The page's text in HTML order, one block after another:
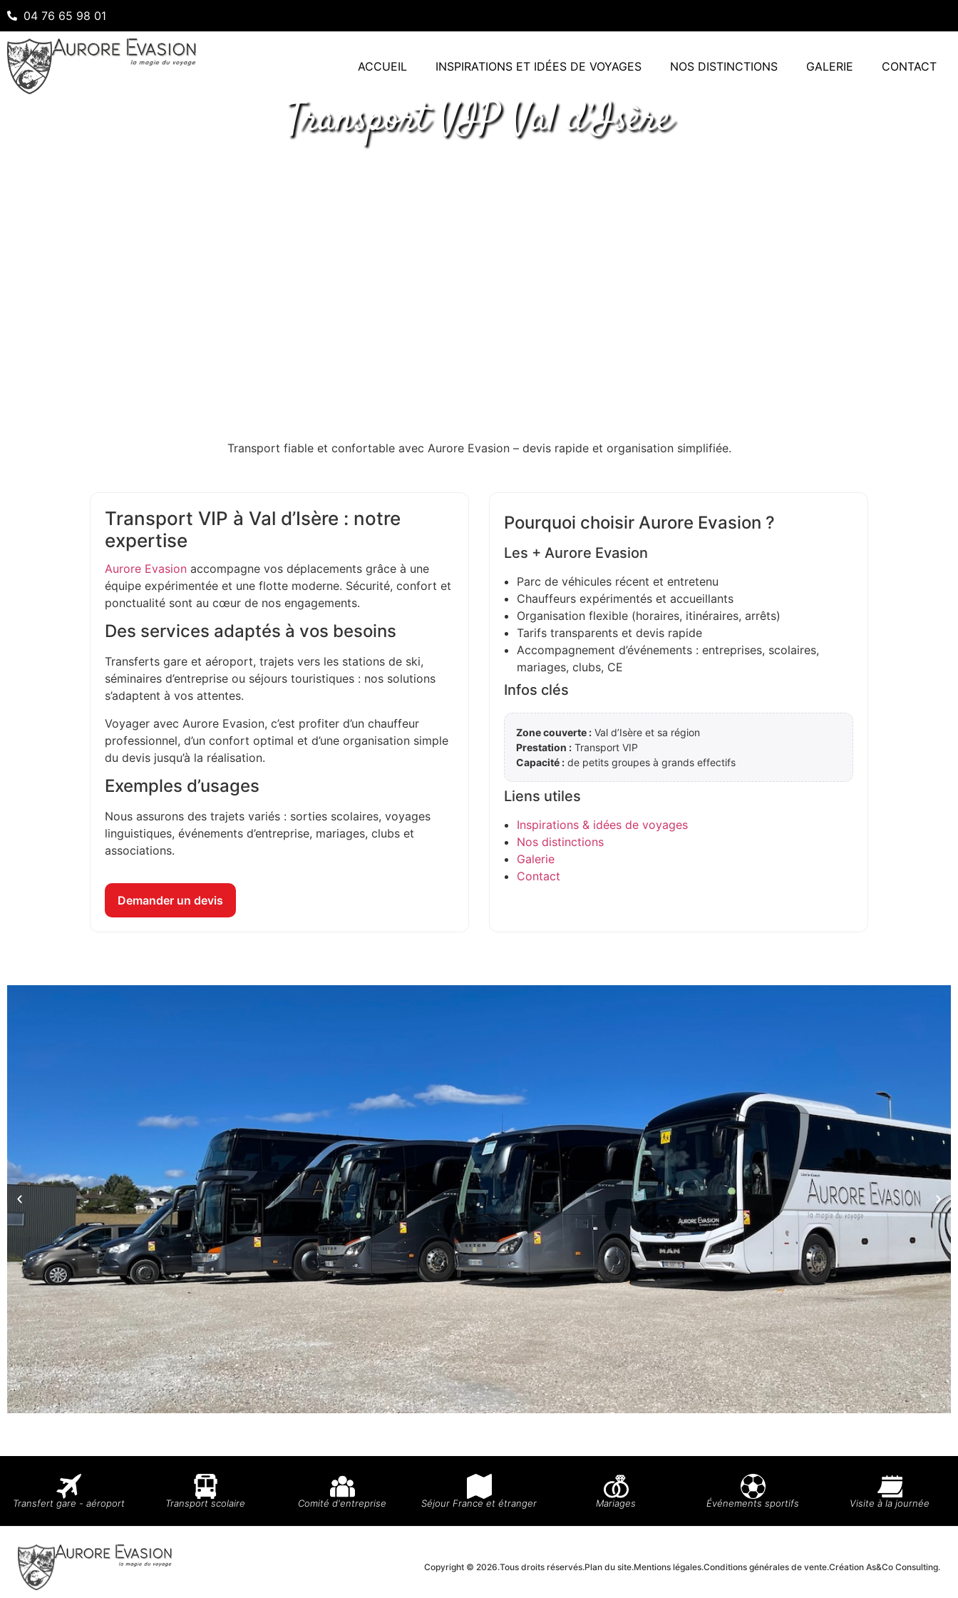
04 76 65 98 01
ACCUEIL INSPIRATIONS ET IDÉES DE VOYAGES NOS DISTINCTIONS GALERIE CONTACT
Transport VIP Val d’Isère
Transport fiable et confortable avec Aurore Evasion – devis rapide et organisation simplifiée.
Transport VIP à Val d’Isère : notre
expertise
Aurore Evasion accompagne vos déplacements grâce à une
équipe expérimentée et une flotte moderne. Sécurité, confort et
ponctualité sont au cœur de nos engagements.
Des services adaptés à vos besoins
Transferts gare et aéroport, trajets vers les stations de ski,
séminaires d’entreprise ou séjours touristiques : nos solutions
s’adaptent à vos attentes.
Voyager avec Aurore Evasion, c’est profiter d’un chauffeur
professionnel, d’un confort optimal et d’une organisation simple
du devis jusqu’à la réalisation.
Exemples d’usages
Nous assurons des trajets variés : sorties scolaires, voyages
linguistiques, événements d’entreprise, mariages, clubs et
associations.
Demander un devis
Pourquoi choisir Aurore Evasion ?
Les + Aurore Evasion
Parc de véhicules récent et entretenu
Chauffeurs expérimentés et accueillants
Organisation flexible (horaires, itinéraires, arrêts)
Tarifs transparents et devis rapide
Accompagnement d’événements : entreprises, scolaires,
mariages, clubs, CE
Infos clés
Zone couverte : Val d’Isère et sa région
Prestation : Transport VIP
Capacité : de petits groupes à grands effectifs
Liens utiles
Inspirations & idées de voyages
Nos distinctions
Galerie
Contact
Transfert gare - aéroport Transport scolaire Comité d'entreprise Séjour France et étranger Mariages Événements sportifs Visite à la journée
Copyright © 2026.Tous droits réservés.Plan du site.Mentions légales.Conditions générales de vente.Création As&Co Consulting.